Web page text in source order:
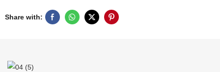
Share with: